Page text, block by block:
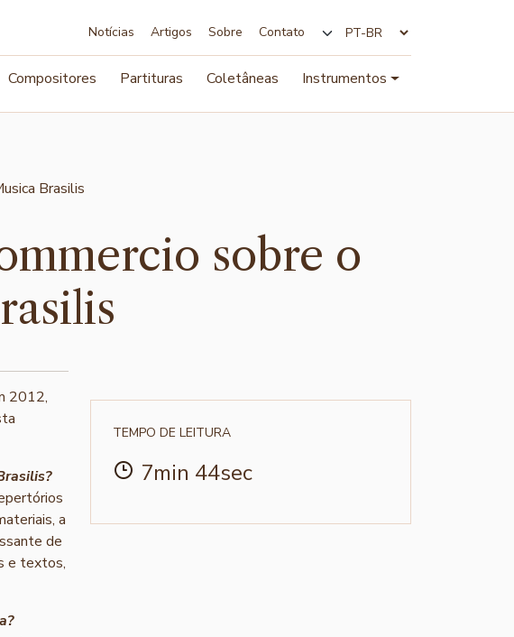
Notícias Artigos Sobre Contato
Compositores Partituras Coletâneas Instrumentos
sobre o
2012,
a
de
e textos,
TEMPO DE LEITURA
7min 44sec